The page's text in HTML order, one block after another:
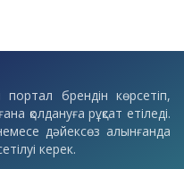
брендін көрсетіп,
қолдануға рұқсат етіледі.
дәйексөз алынғанда
керек.